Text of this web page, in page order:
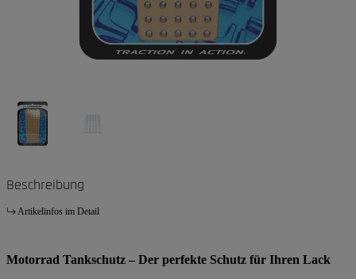
Beschreibung
Artikelinfos im Detail
Motorrad Tankschutz – Der perfekte Schutz für Ihren Lack